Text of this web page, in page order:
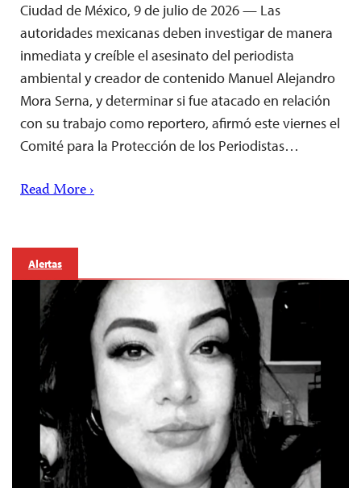
Ciudad de México, 9 de julio de 2026 — Las
autoridades mexicanas deben investigar de manera
inmediata y creíble el asesinato del periodista
ambiental y creador de contenido Manuel Alejandro
Mora Serna, y determinar si fue atacado en relación
con su trabajo como reportero, afirmó este viernes el
Comité para la Protección de los Periodistas…
Read More ›
Alertas